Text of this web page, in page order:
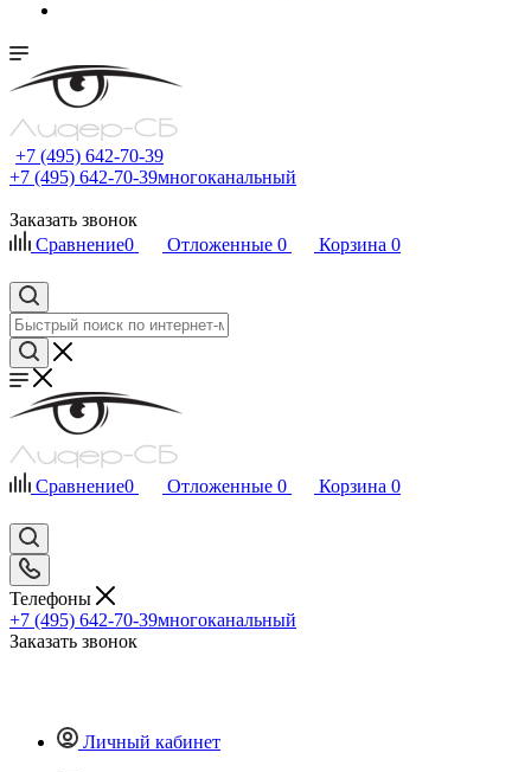
+7 (495) 642-70-39
+7 (495) 642-70-39многоканальный
Заказать звонок
Сравнение0 Отложенные 0 Корзина 0
Сравнение0 Отложенные 0 Корзина 0
Телефоны
+7 (495) 642-70-39многоканальный
Заказать звонок
Личный кабинет